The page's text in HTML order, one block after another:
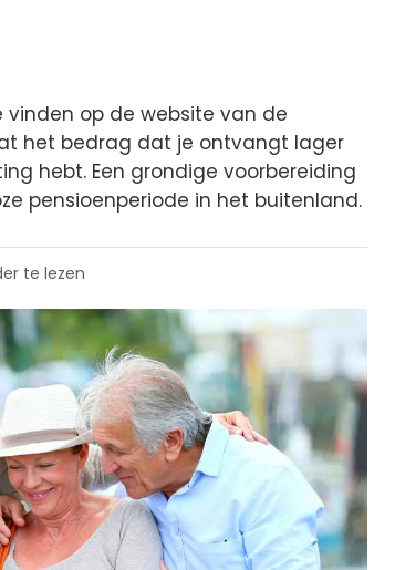
op de website van de
het bedrag dat je ontvangt lager
hebt. Een grondige voorbereiding
pensioenperiode in het buitenland.
te lezen